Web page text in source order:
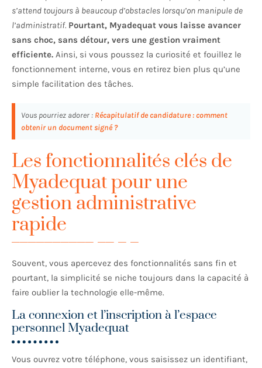
s’attend toujours à beaucoup d’obstacles lorsqu’on manipule de
l’administratif. Pourtant, Myadequat vous laisse avancer
sans choc, sans détour, vers une gestion vraiment
efficiente. Ainsi, si vous poussez la curiosité et fouillez le
fonctionnement interne, vous en retirez bien plus qu’une
simple facilitation des tâches.
Vous pourriez adorer : Récapitulatif de candidature : comment
obtenir un document signé ?
Les fonctionnalités clés de
Myadequat pour une
gestion administrative
rapide
Souvent, vous apercevez des fonctionnalités sans fin et
pourtant, la simplicité se niche toujours dans la capacité à
faire oublier la technologie elle-même.
La connexion et l’inscription à l’espace
personnel Myadequat
Vous ouvrez votre téléphone, vous saisissez un identifiant,